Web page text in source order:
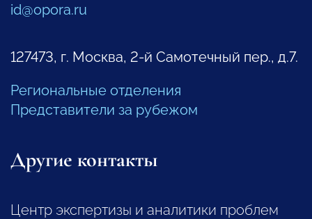
id@opora.ru
127473, г. Москва, 2-й Самотечный пер., д.7.
Региональные отделения
Представители за рубежом
Другие контакты
Центр экспертизы и аналитики проблем